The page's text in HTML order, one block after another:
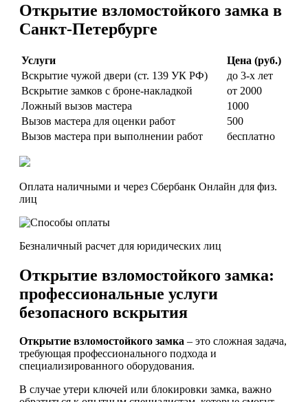
Открытие взломостойкого замка в
Санкт-Петербурге
Услуги
Цена (руб.)
Вскрытие чужой двери (ст. 139 УК РФ)
до 3-х лет
Вскрытие замков с броне-накладкой
от 2000
Ложный вызов мастера
1000
Вызов мастера для оценки работ
500
Вызов мастера при выполнении работ
бесплатно
Оплата наличными и через Сбербанк Онлайн для физ.
лиц
Безналичный расчет для юридических лиц
Открытие взломостойкого замка:
профессиональные услуги
безопасного вскрытия
Открытие взломостойкого замка – это сложная задача,
требующая профессионального подхода и
специализированного оборудования.
В случае утери ключей или блокировки замка, важно